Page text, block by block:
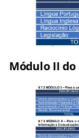
Módulo II